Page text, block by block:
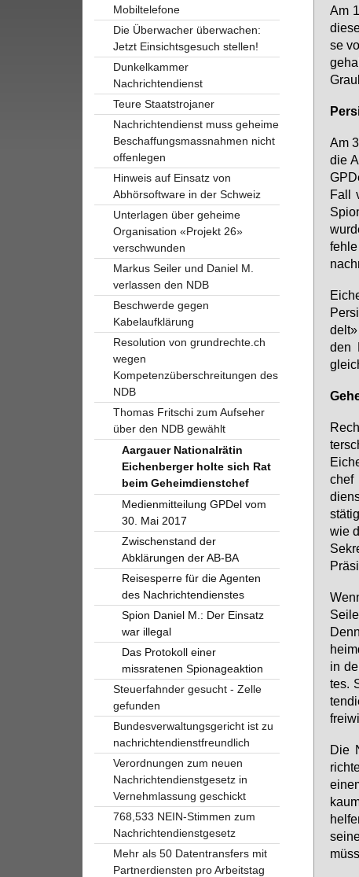
Am
se
Am
die
Fall
den
chef
wie
in
tes.
Die
Mobiltelefone
Die Überwacher überwachen:
Jetzt Einsichtsgesuch stellen!
Dunkelkammer
Nachrichtendienst
Teure Staatstrojaner
Nachrichtendienst muss geheime
Beschaffungsmassnahmen nicht
offenlegen
Hinweis auf Einsatz von
Abhörsoftware in der Schweiz
Unterlagen über geheime
Organisation «Projekt 26»
verschwunden
Markus Seiler und Daniel M.
verlassen den NDB
Beschwerde gegen
Kabelaufklärung
Resolution von grundrechte.ch
wegen
Kompetenzüberschreitungen des
NDB
Thomas Fritschi zum Aufseher
über den NDB gewählt
Aargauer Nationalrätin
Eichenberger holte sich Rat
beim Geheimdienstchef
Medienmitteilung GPDel vom
30. Mai 2017
Zwischenstand der
Abklärungen der AB-BA
Reisesperre für die Agenten
des Nachrichtendienstes
Spion Daniel M.: Der Einsatz
war illegal
Das Protokoll einer
missratenen Spionageaktion
Steuerfahnder gesucht - Zelle
gefunden
Bundesverwaltungsgericht ist zu
nachrichtendienstfreundlich
Verordnungen zum neuen
Nachrichtendienstgesetz in
Vernehmlassung geschickt
768,533 NEIN-Stimmen zum
Nachrichtendienstgesetz
Mehr als 50 Datentransfers mit
Partnerdiensten pro Arbeitstag